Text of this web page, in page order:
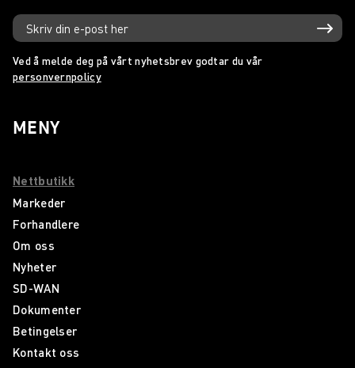
Ved å melde deg på vårt nyhetsbrev godtar du vår
personvernpolicy
MENY
Nettbutikk
Markeder
Forhandlere
Om oss
Nyheter
SD-WAN
Dokumenter
Betingelser
Kontakt oss